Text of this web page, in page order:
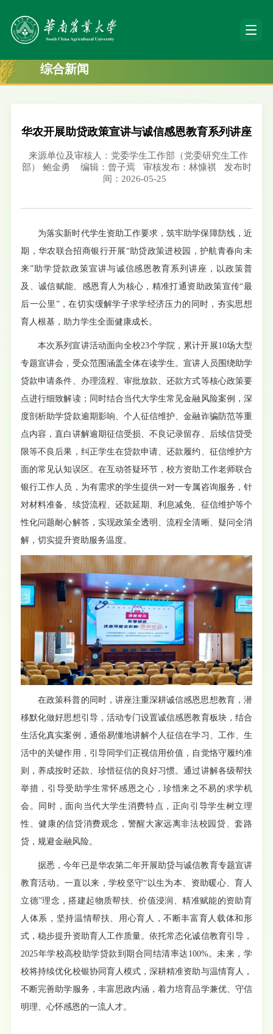
综合新闻
华农开展助贷政策宣讲与诚信感恩教育系列讲座
来源单位及审核人：党委学生工作部（党委研究生工作
部） 鲍金勇
编辑：曾子焉 审核发布：林慷祺
发布时
间：2026-05-25
为落实新时代学生资助工作要求，筑牢助学保障防线，近
期，华农联合招商银行开展“助贷政策进校园，护航青春向未
来”助学贷款政策宣讲与诚信感恩教育系列讲座，以政策普
及、诚信赋能、感恩育人为核心，精准打通资助政策宣传“最
后一公里”，在切实缓解学子求学经济压力的同时，夯实思想
育人根基，助力学生全面健康成长。
本次系列宣讲活动面向全校23个学院，累计开展10场大型
专题宣讲会，受众范围涵盖全体在读学生。宣讲人员围绕助学
贷款申请条件、办理流程、审批放款、还款方式等核心政策要
点进行细致解读；同时结合当代大学生常见金融风险案例，深
度剖析助学贷款逾期影响、个人征信维护、金融诈骗防范等重
点内容，直白讲解逾期征信受损、不良记录留存、后续信贷受
限等不良后果，纠正学生在贷款申请、还款履约、征信维护方
面的常见认知误区。在互动答疑环节，校方资助工作老师联合
银行工作人员，为有需求的学生提供一对一专属咨询服务，针
对材料准备、续贷流程、还款延期、利息减免、征信维护等个
性化问题耐心解答，实现政策全透明、流程全清晰、疑问全消
解，切实提升资助服务温度。
在政策科普的同时，讲座注重深耕诚信感恩思想教育，潜
移默化做好思想引导，活动专门设置诚信感恩教育板块，结合
生活化真实案例，通俗易懂地讲解个人征信在学习、工作、生
活中的关键作用，引导同学们正视信用价值，自觉恪守履约准
则，养成按时还款、珍惜征信的良好习惯。通过讲解各级帮扶
举措，引导受助学生常怀感恩之心，珍惜来之不易的求学机
会。同时，面向当代大学生消费特点，正向引导学生树立理
性、健康的信贷消费观念，警醒大家远离非法校园贷、套路
贷，规避金融风险。
据悉，今年已是华农第二年开展助贷与诚信教育专题宣讲
教育活动。一直以来，学校坚守“以生为本、资助暖心、育人
立德”理念，搭建起物质帮扶、价值浸润、精准赋能的资助育
人体系，坚持温情帮扶、用心育人，不断丰富育人载体和形
式，稳步提升资助育人工作质量。依托常态化诚信教育引导，
2025年学校高校助学贷款到期合同结清率达100%。未来，学
校将持续优化校银协同育人模式，深耕精准资助与温情育人，
不断完善助学服务，丰富思政内涵，着力培育品学兼优、守信
明理、心怀感恩的一流人才。